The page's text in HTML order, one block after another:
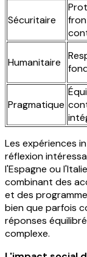
Sécuritaire
Humanitaire
Pragmatique
Les expériences
réflexion
l'Espagne ou
combinant des
et des
bien que parfois
réponses
complexe.